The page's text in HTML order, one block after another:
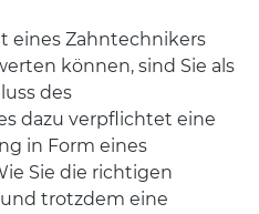
eines Zahntechnikers
können, sind Sie als
des
dazu verpflichtet eine
in Form eines
Sie die richtigen
trotzdem eine